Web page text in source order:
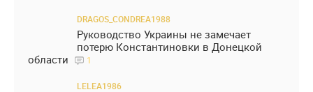
DRAGOS_CONDREA1988
Руководство Украины не замечает
потерю Константиновки в Донецкой
области
1
LELEA1986